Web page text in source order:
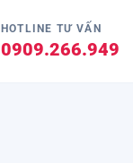
HOTLINE TƯ VẤN
0909.266.949